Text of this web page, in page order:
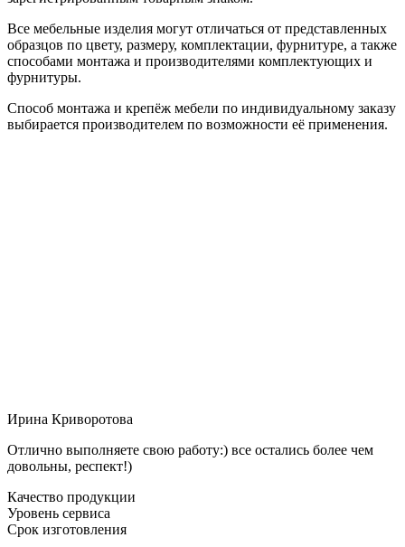
Все мебельные изделия могут отличаться от представленных
образцов по цвету, размеру, комплектации, фурнитуре, а также
способами монтажа и производителями комплектующих и
фурнитуры.
Способ монтажа и крепёж мебели по индивидуальному заказу
выбирается производителем по возможности её применения.
Ирина Криворотова
Отлично выполняете свою работу:) все остались более чем
довольны, респект!)
Качество продукции
Уровень сервиса
Срок изготовления